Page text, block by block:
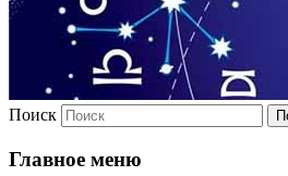
Поиск
Главное меню